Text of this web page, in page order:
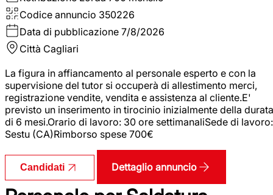
Codice annuncio 350226
Data di pubblicazione 7/8/2026
Città Cagliari
La figura in affiancamento al personale esperto e con la
supervisione del tutor si occuperà di allestimento merci,
registrazione vendite, vendita e assistenza al cliente.E'
previsto un inserimento in tirocinio inizialmente della durata
di 6 mesi.Orario di lavoro: 30 ore settimanaliSede di lavoro:
Sestu (CA)Rimborso spese 700€
Candidati Dettaglio annuncio